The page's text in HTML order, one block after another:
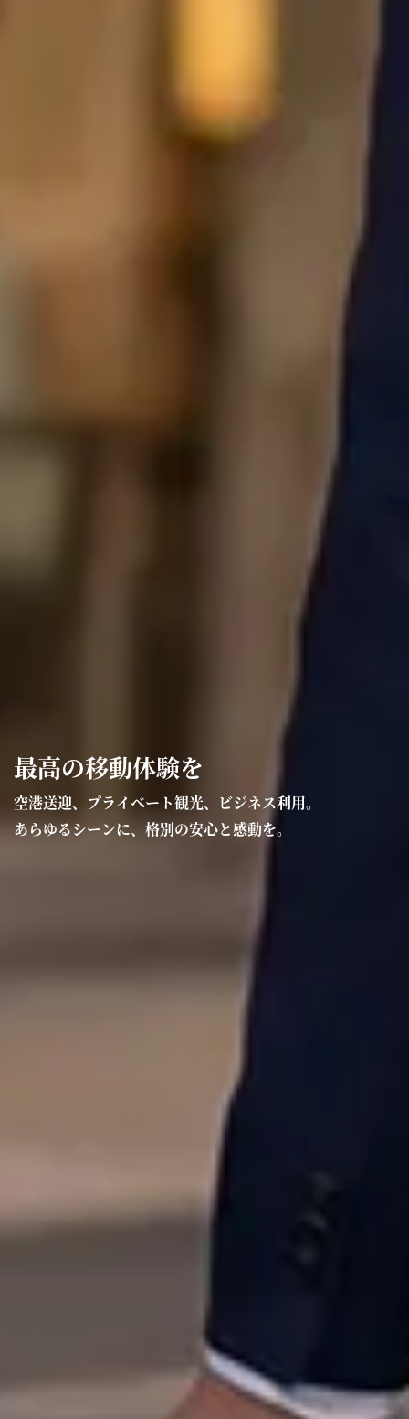
最高の移動体験を
空港送迎、プライベート観光、ビジネス利用。
あらゆるシーンに、格別の安心と感動を。